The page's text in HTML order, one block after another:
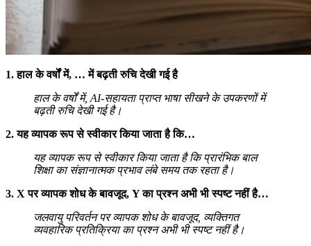
1. हाल के वर्षों में, … में बढ़ती रुचि देखी गई है
हाल के वर्षों में, AI-सहायता प्राप्त भाषा सीखने के उपकरणों में
बढ़ती रुचि देखी गई है।
2. यह व्यापक रूप से स्वीकार किया जाता है कि…
यह व्यापक रूप से स्वीकार किया जाता है कि प्रारंभिक बाल
शिक्षा का संज्ञानात्मक प्रभाव लंबे समय तक रहता है।
3. X पर व्यापक शोध के बावजूद, Y का प्रश्न अभी भी स्पष्ट नहीं है…
जलवायु परिवर्तन पर व्यापक शोध के बावजूद, व्यक्तिगत
व्यवहारिक प्रतिक्रिया का प्रश्न अभी भी स्पष्ट नहीं है।